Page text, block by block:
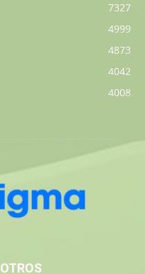
7327
4999
4873
4042
4008